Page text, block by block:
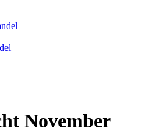
November